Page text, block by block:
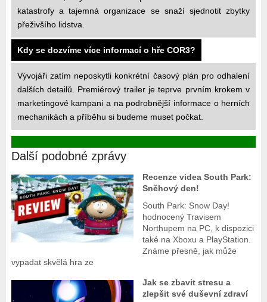
katastrofy a tajemná organizace se snaží sjednotit zbytky
přeživšího lidstva.
Kdy se dozvíme více informací o hře COR3?
Vývojáři zatím neposkytli konkrétní časový plán pro odhalení
dalších detailů. Premiérový trailer je teprve prvním krokem v
marketingové kampani a na podrobnější informace o herních
mechanikách a příběhu si budeme muset počkat.
Další podobné zprávy
Recenze videa South Park:
Sněhový den!
South Park: Snow Day!
hodnocený Travisem
Northupem na PC, k dispozici
také na Xboxu a PlayStation.
Známe přesně, jak může
vypadat skvělá hra ze
Jak se zbavit stresu a
zlepšit své duševní zdraví